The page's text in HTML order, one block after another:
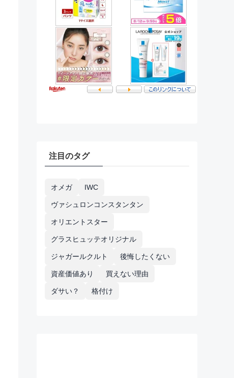
注目のタグ
オメガ IWC
ヴァシュロンコンスタンタン
オリエントスター
グラスヒュッテオリジナル
ジャガールクルト 後悔したくない
資産価値あり 買えない理由
ダサい？ 格付け